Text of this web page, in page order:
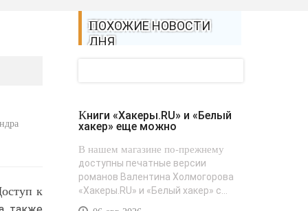
к
ПОХОЖИЕ НОВОСТИ
ДНЯ
Книги «Хакеры.RU» и «Белый
хакер» еще можно
В нашем магазине по-прежнему
доступны печатные версии
романов Валентина Холмогорова
«Хакеры.RU» и «Белый хакер» с...